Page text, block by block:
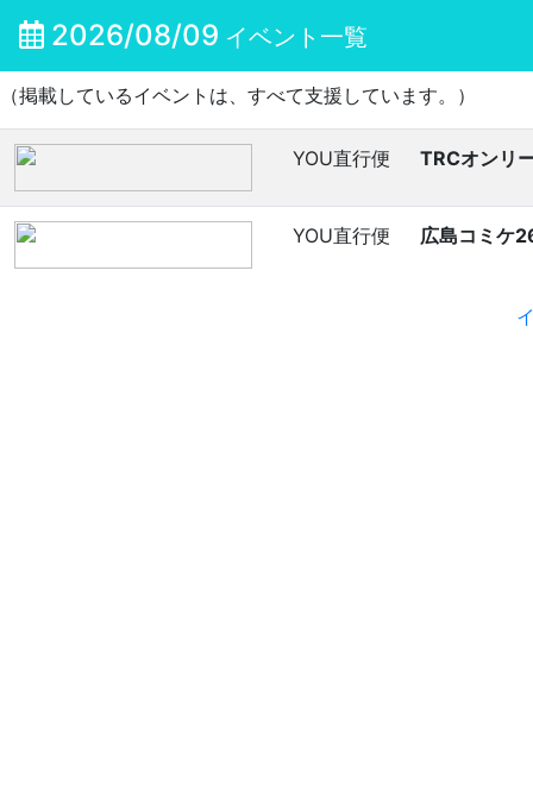
2026/08/09 イベント一覧
（掲載しているイベントは、すべて支援しています。）
YOU直行便 TRCオンリ
YOU直行便 広島コミケ